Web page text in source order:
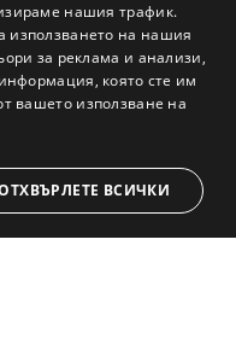
Виж на картата
информация за пазара
нашия трафик.
използването на нашия
за реклама и анализи,
която сте им
вашето използване на
ВСИЧКИ